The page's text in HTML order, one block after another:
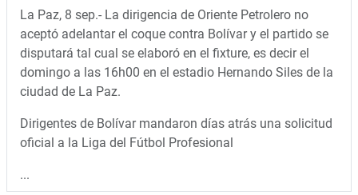
La Paz, 8 sep.- La dirigencia de Oriente Petrolero no
aceptó adelantar el coque contra Bolívar y el partido se
disputará tal cual se elaboró en el fixture, es decir el
domingo a las 16h00 en el estadio Hernando Siles de la
ciudad de La Paz.
Dirigentes de Bolívar mandaron días atrás una solicitud
oficial a la Liga del Fútbol Profesional
...